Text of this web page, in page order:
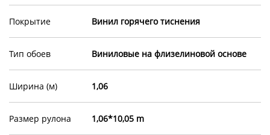
Покрытие Винил горячего тиснения
Тип обоев Виниловые на флизелиновой основе
Ширина (м) 1,06
Размер рулона 1,06*10,05 m